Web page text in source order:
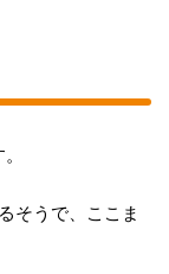
そうで、ここま